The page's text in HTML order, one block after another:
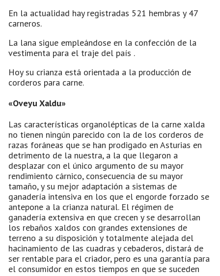
En la actualidad hay registradas 521 hembras y 47
carneros.
La lana sigue empleándose en la confección de la
vestimenta para el traje del país .
Hoy su crianza está orientada a la producción de
corderos para carne.
«Oveyu Xaldu»
Las características organolépticas de la carne xalda
no tienen ningún parecido con la de los corderos de
razas foráneas que se han prodigado en Asturias en
detrimento de la nuestra, a la que llegaron a
desplazar con el único argumento de su mayor
rendimiento cárnico, consecuencia de su mayor
tamaño, y su mejor adaptación a sistemas de
ganadería intensiva en los que el engorde forzado se
antepone a la crianza natural. El régimen de
ganadería extensiva en que crecen y se desarrollan
los rebaños xaldos con grandes extensiones de
terreno a su disposición y totalmente alejada del
hacinamiento de las cuadras y cebaderos, distará de
ser rentable para el criador, pero es una garantía para
el consumidor en estos tiempos en que se suceden